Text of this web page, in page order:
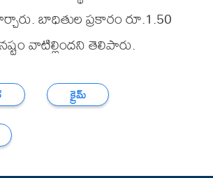
బాధితుల ప్రకారం రూ.1.50
నష్టం వాటిల్లిందని తెలిపారు.
క్రైమ్